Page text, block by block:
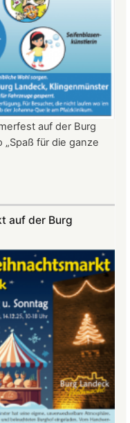
auf der Burg
für die ganze
auf der Burg